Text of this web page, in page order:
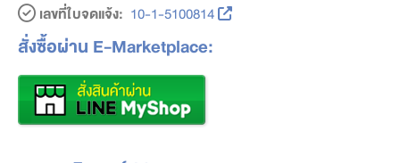
เลขที่ใบจดแจ้ง: 10-1-5100814
สั่งซื้อผ่าน E-Marketplace: